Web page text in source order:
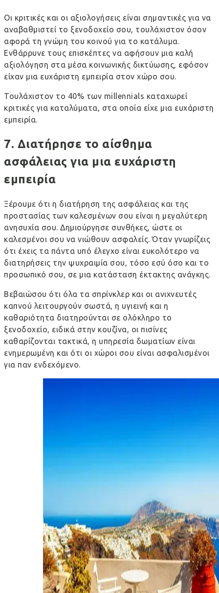
Οι κριτικές και οι αξιολογήσεις είναι σημαντικές για να
αναβαθμιστεί το ξενοδοχείο σου, τουλάχιστον όσον
αφορά τη γνώμη του κοινού για το κατάλυμα.
Ενθάρρυνε τους επισκέπτες να αφήσουν μια καλή
αξιολόγηση στα μέσα κοινωνικής δικτύωσης, εφόσον
είχαν μια ευχάριστη εμπειρία στον χώρο σου.
Τουλάχιστον το 40% των millennials καταχωρεί
κριτικές για καταλύματα, στα οποία είχε μια ευχάριστη
εμπειρία.
7. Διατήρησε το αίσθημα
ασφάλειας για μια ευχάριστη
εμπειρία
Ξέρουμε ότι η διατήρηση της ασφάλειας και της
προστασίας των καλεσμένων σου είναι η μεγαλύτερη
ανησυχία σου. Δημιούργησε συνθήκες, ώστε οι
καλεσμένοι σου να νιώθουν ασφαλείς. Όταν γνωρίζεις
ότι έχεις τα πάντα υπό έλεγχο είναι ευκολότερο να
διατηρήσεις την ψυχραιμία σου, τόσο εσύ όσο και το
προσωπικό σου, σε μια κατάσταση έκτακτης ανάγκης.
Βεβαιώσου ότι όλα τα σπρίνκλερ και οι ανιχνευτές
καπνού λειτουργούν σωστά, η υγιεινή και η
καθαριότητα διατηρούνται σε ολόκληρο το
ξενοδοχείο, ειδικά στην κουζίνα, οι πισίνες
καθαρίζονται τακτικά, η υπηρεσία δωματίων είναι
ενημερωμένη και ότι οι χώροι σου είναι ασφαλισμένοι
για παν ενδεχόμενο.